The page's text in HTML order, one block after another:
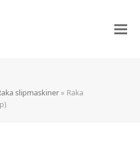
slipmaskiner » Raka